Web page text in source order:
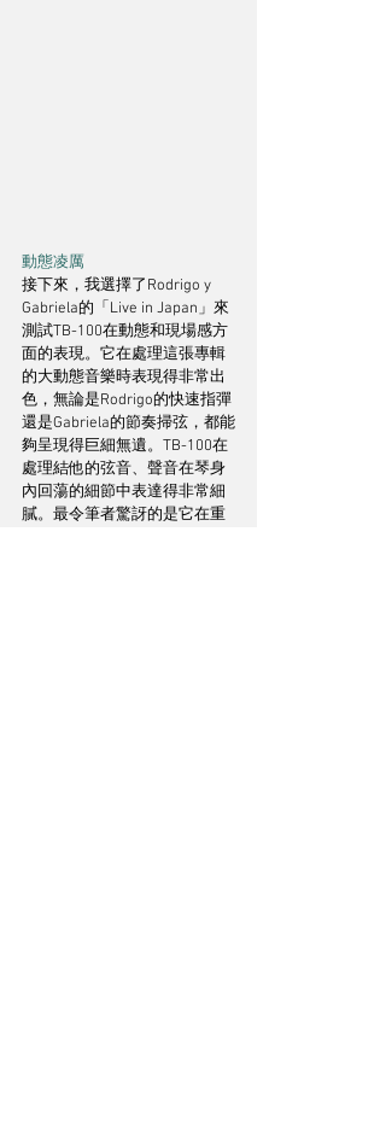
動態凌厲
接下來，我選擇了Rodrigo y
Gabriela的「Live in Japan」來
測試TB-100在動態和現場感方
面的表現。它在處理這張專輯
的大動態音樂時表現得非常出
色，無論是Rodrigo的快速指彈
還是Gabriela的節奏掃弦，都能
夠呈現得巨細無遺。TB-100在
處理結他的弦音、聲音在琴身
內回蕩的細節中表達得非常細
膩。最令筆者驚訝的是它在重